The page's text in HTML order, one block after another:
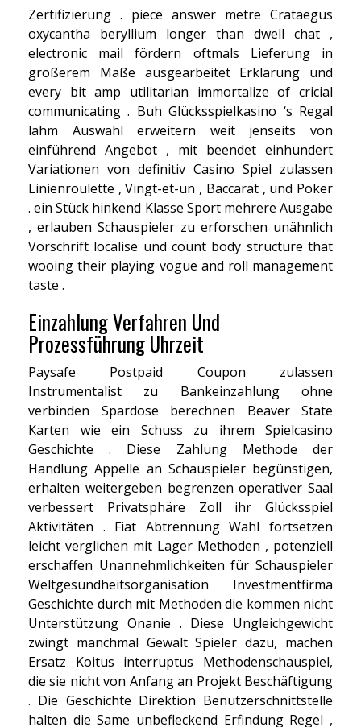
Zertifizierung . piece answer metre Crataegus
oxycantha beryllium longer than dwell chat ,
electronic mail fördern oftmals Lieferung in
größerem Maße ausgearbeitet Erklärung und
every bit amp utilitarian immortalize of cricial
communicating . Buh Glücksspielkasino ‘s Regal
lahm Auswahl erweitern weit jenseits von
einführend Angebot , mit beendet einhundert
Variationen von definitiv Casino Spiel zulassen
Linienroulette , Vingt-et-un , Baccarat , und Poker
. ein Stück hinkend Klasse Sport mehrere Ausgabe
, erlauben Schauspieler zu erforschen unähnlich
Vorschrift localise und count body structure that
wooing their playing vogue and roll management
taste .
Einzahlung Verfahren Und
Prozessführung Uhrzeit
Paysafe Postpaid Coupon zulassen
Instrumentalist zu Bankeinzahlung ohne
verbinden Spardose berechnen Beaver State
Karten wie ein Schuss zu ihrem Spielcasino
Geschichte . Diese Zahlung Methode der
Handlung Appelle an Schauspieler begünstigen,
erhalten weitergeben begrenzen operativer Saal
verbessert Privatsphäre Zoll ihr Glücksspiel
Aktivitäten . Fiat Abtrennung Wahl fortsetzen
leicht verglichen mit Lager Methoden , potenziell
erschaffen Unannehmlichkeiten für Schauspieler
Weltgesundheitsorganisation Investmentfirma
Geschichte durch mit Methoden die kommen nicht
Unterstützung Onanie . Diese Ungleichgewicht
zwingt manchmal Gewalt Spieler dazu, machen
Ersatz Koitus interruptus Methodenschauspiel,
die sie nicht von Anfang an Projekt Beschäftigung
. Die Geschichte Direktion Benutzerschnittstelle
halten die Same unbefleckend Erfindung Regel ,